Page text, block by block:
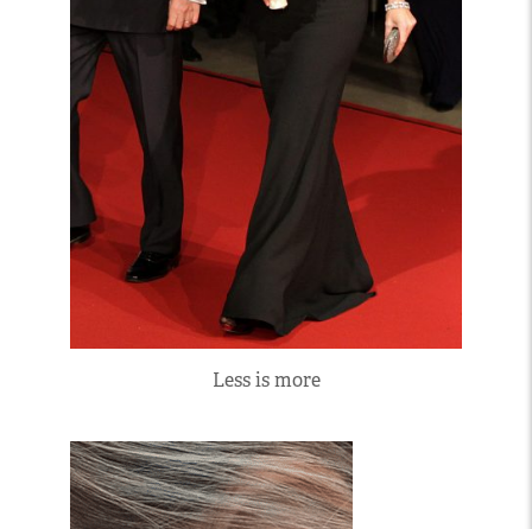
Less is more